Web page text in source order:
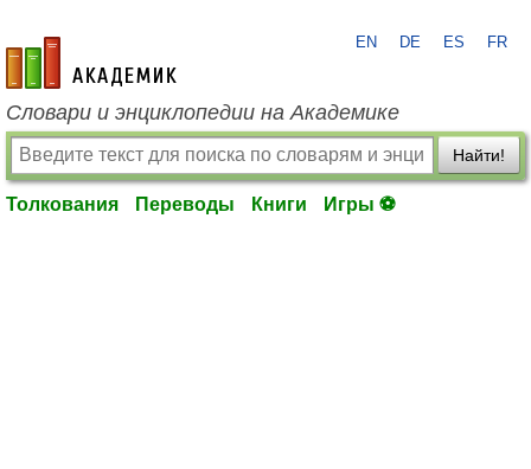
academic.ru
EN DE ES FR
Словари и энциклопедии на Академике
Найти!
Толкования Переводы Книги Игры ⚽